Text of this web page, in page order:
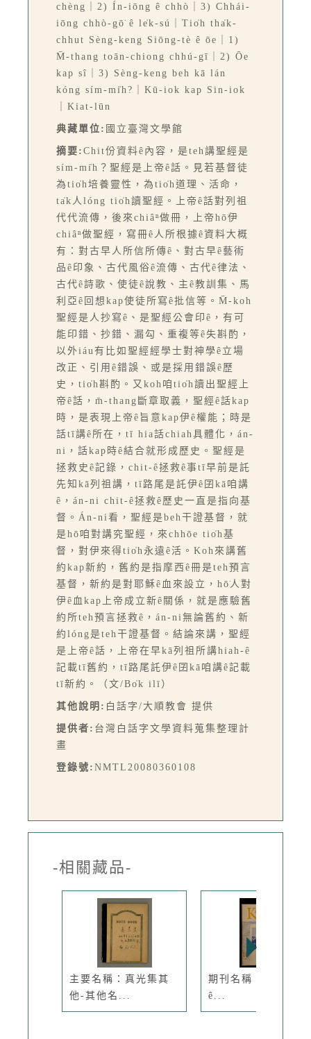
chèng｜2) Ín-iōng ê chhò｜3) Chhái-
iōng chhò-gō͘ ê le̍k-sú｜Tio̍h tha̍k-
chhut Sèng-keng Siōng-tè ê ōe｜1)
M̄-thang toān-chiong chhú-gī｜2) Ōe
kap sî｜3) Sèng-keng beh kā lán
kóng sím-mi̍h?｜Kū-iok kap Sin-iok
｜Kiat-lūn
典藏單位: 國立臺灣文學館
摘要: Chit份資料ê內容，是teh講聖經是
sím-mi̍h？聖經是上帝ê話。見若基督徒
為tio̍h培養靈性，為tio̍h道理、活命，
ta̍k人lóng tio̍h讀聖經。上帝ê話對列祖
代代流傳，後來chiâⁿ做冊，上帝hō͘伊
chiâⁿ做聖經，寫冊ê人所根據ê資料大概
有：對古早人所信所傳ê、對古早ê藝術
品ê印象、古代風俗ê流傳、古代ê律法、
古代ê詩歌、使徒ê說教、主ê教訓集、馬
利亞ê回想kap使徒所寫ê批信等。M̄-koh
聖經是人抄寫ê、是聖經公會印ê，有可
能印錯、抄錯、漏勾、重複等ê失斟酌，
以外iáu有比如聖經經學士對神學ê立場
改正、引用ê錯誤、或是採用錯誤ê歷
史，tio̍h斟酌。又koh咱tio̍h讀出聖經上
帝ê話，m̄-thang斷章取義，聖經ê話kap
時，是表現上帝ê旨意kap伊ê權能；時是
話tī講ê所在，tī hia話chiah具體化，án-
ni，話kap時ê結合就形成歷史。聖經是
拯救史ê記錄，chit-ê拯救ê事tī早前是託
先知kā列祖講，tī路尾是託伊ê囝kā咱講
ê，án-ni chit-ê拯救ê歷史一直是指向基
督。Án-ni看，聖經是beh干證基督，就
是hō͘咱對講究聖經，來chhōe tio̍h基
督，對伊來得tio̍h永遠ê活。Koh來講舊
約kap新約，舊約是指摩西ê冊是teh預言
基督，新約是對耶穌ê血來設立，hō͘人對
伊ê血kap上帝成立新ê關係，就是應驗舊
約所teh預言拯救ê，án-ni無論舊約、新
約lóng是teh干證基督。結論來講，聖經
是上帝ê話，上帝在早kā列祖所講hiah-ê
記載tī舊約，tī路尾託伊ê囝kā咱講ê記載
tī新約。（文/Bo̍k ilī）
其他說明: 白話字/大順教會 提供
提供者: 台灣白話字文學資料蒐集整理計
畫
登錄號: NMTL20080360108
-相關藏品-
主要名稱：真光集其
他-其他名...
期刊名稱：Ka-têng
ê...